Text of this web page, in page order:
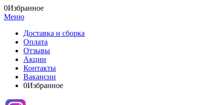
0Избранное
Меню
Доставка и сборка
Оплата
Отзывы
Акции
Контакты
Вакансии
0Избранное